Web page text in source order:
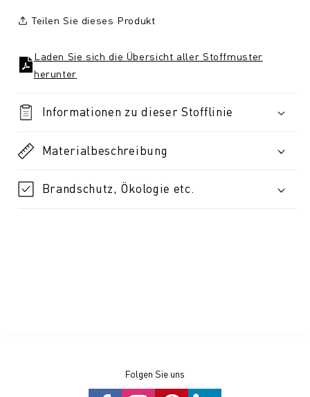
Teilen Sie dieses Produkt
Laden Sie sich die Übersicht aller Stoffmuster
herunter
Informationen zu dieser Stofflinie
Materialbeschreibung
Brandschutz, Ökologie etc.
Folgen Sie uns